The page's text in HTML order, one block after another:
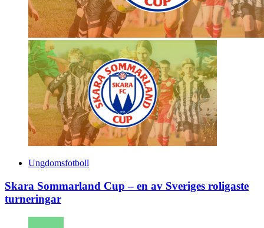
Ungdomsfotboll
Skara Sommarland Cup – en av Sveriges roligaste
turneringar